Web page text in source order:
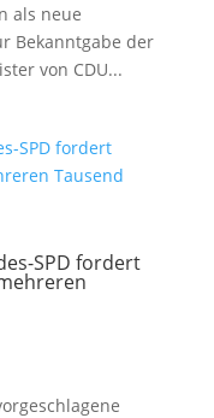
als neue
Bekanntgabe der
von CDU...
SPD fordert